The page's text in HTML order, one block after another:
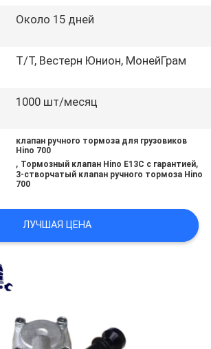
Около 15 дней
Т/Т, Вестерн Юнион, МонейГрам
1000 шт/месяц
клапан ручного тормоза для грузовиков
Hino 700
, Тормозный клапан Hino E13C с гарантией,
3-створчатый клапан ручного тормоза Hino
700
ЛУЧШАЯ ЦЕНА